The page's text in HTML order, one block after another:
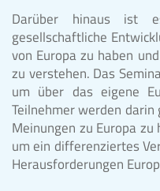
Darüber hinaus ist
gesellschaftliche
von Europa zu haben
zu verstehen. Das
um über das eigene
Teilnehmer werden
Meinungen zu Europa
um ein differenziertes
Herausforderungen